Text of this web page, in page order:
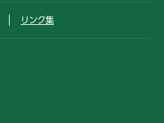
リンク集